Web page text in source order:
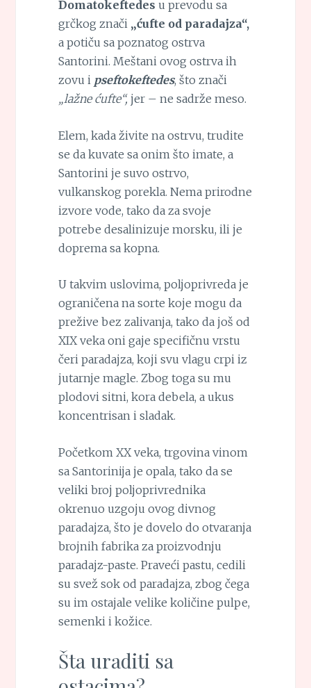
Domatokeftedes u prevodu sa
grčkog znači „ćufte od paradajza“,
a potiču sa poznatog ostrva
Santorini. Meštani ovog ostrva ih
zovu i pseftokeftedes, što znači
„lažne ćufte“,jer – ne sadrže meso.
Elem, kada živite na ostrvu, trudite
se da kuvate sa onim što imate, a
Santorini je suvo ostrvo,
vulkanskog porekla. Nema prirodne
izvore vode, tako da za svoje
potrebe desalinizuje morsku, ili je
doprema sa kopna.
U takvim uslovima, poljoprivreda je
ograničena na sorte koje mogu da
prežive bez zalivanja, tako da još od
XIX veka oni gaje specifičnu vrstu
čeri paradajza, koji svu vlagu crpi iz
jutarnje magle. Zbog toga su mu
plodovi sitni, kora debela, a ukus
koncentrisan i sladak.
Početkom XX veka, trgovina vinom
sa Santorinija je opala, tako da se
veliki broj poljoprivrednika
okrenuo uzgoju ovog divnog
paradajza, što je dovelo do otvaranja
brojnih fabrika za proizvodnju
paradajz-paste. Praveći pastu, cedili
su svež sok od paradajza, zbog čega
su im ostajale velike količine pulpe,
semenki i kožice.
Šta uraditi sa